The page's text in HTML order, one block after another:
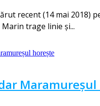
recent (14 mai 2018)
trage linie și...